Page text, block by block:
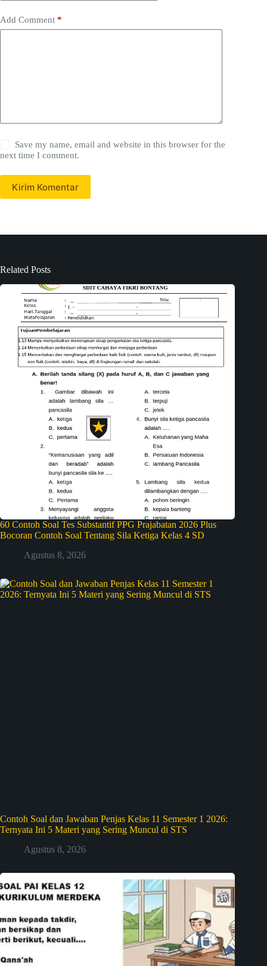
Add Comment *
Save my name, email and website in this browser for the
next time I comment.
Kirim Komentar
Related Posts
60 Contoh Soal Tes Substantif PPG Prajabatan 2026 Plus
Bocoran Contoh Soal Tentang Sila Ketiga Kelas 4 SD
Agustus 8, 2026
Contoh Soal dan Jawaban Penjas Kelas 11 Semester 1 2026:
Ternyata Ini 5 Materi yang Sering Muncul di STS
Agustus 8, 2026